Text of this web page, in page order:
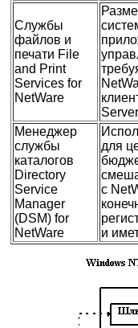
Службы
файлов и
печати File
and Print
Services for
NetWare
Менеджер
службы
каталогов
Directory
Service
Manager
(DSM) for
NetWare
для
с
и